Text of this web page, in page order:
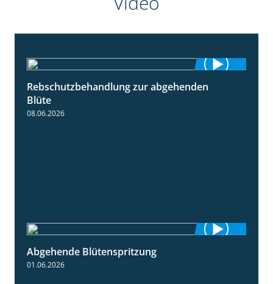
3:06
Rebschutzbehandlung zur abgehenden
Blüte
08.06.2026
Abgehende Blütenspritzung
01.06.2026